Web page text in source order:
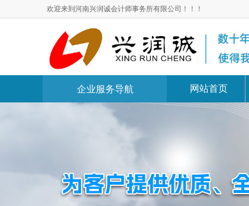
欢迎来到河南兴润诚会计师事务所有限公司！！！
企业服务导航 网站首页